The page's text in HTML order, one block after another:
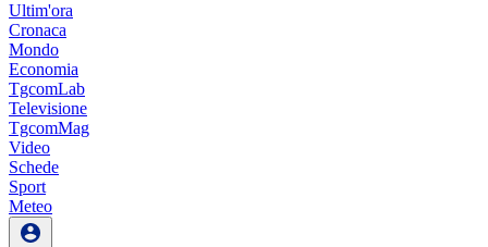
Ultim'ora
Cronaca
Mondo
Economia
TgcomLab
Televisione
TgcomMag
Video
Schede
Sport
Meteo